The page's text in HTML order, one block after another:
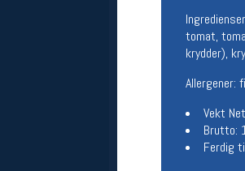
tomat,
krydder),
Allergener:
Vekt
Brutto:
Ferdig
Her
Oslo Sportslager
Torggata 20
0183 Oslo
Telefon: 23 32 62